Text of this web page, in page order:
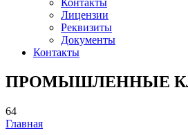
Контакты
Лицензии
Реквизиты
Документы
Контакты
ПРОМЫШЛЕННЫЕ
64
Главная